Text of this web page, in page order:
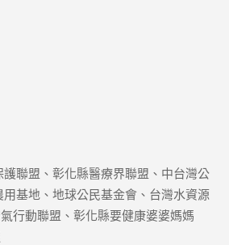
基地、地球公民基金會、台灣水資源
行動聯盟、彰化縣要健康婆婆媽媽